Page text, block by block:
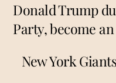
Donald Trump
Party, become
New York